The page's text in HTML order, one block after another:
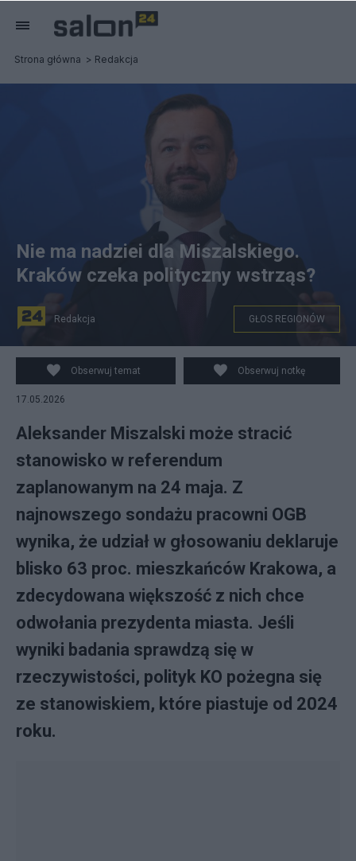
Strona główna Redakcja
Nie ma nadziei dla Miszalskiego.
Kraków czeka polityczny wstrząs?
Redakcja GŁOS REGIONÓW
Obserwuj temat Obserwuj notkę
17.05.2026
Aleksander Miszalski może stracić
stanowisko w referendum
zaplanowanym na 24 maja. Z
najnowszego sondażu pracowni OGB
wynika, że udział w głosowaniu deklaruje
blisko 63 proc. mieszkańców Krakowa, a
zdecydowana większość z nich chce
odwołania prezydenta miasta. Jeśli
wyniki badania sprawdzą się w
rzeczywistości, polityk KO pożegna się
ze stanowiskiem, które piastuje od 2024
roku.